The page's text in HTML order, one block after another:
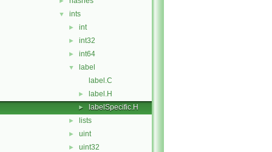
▼ ints
► int
► int32
► int64
▼
label
label.C
► label.H
► labelSpecific.H
► lists
► uint
► uint32